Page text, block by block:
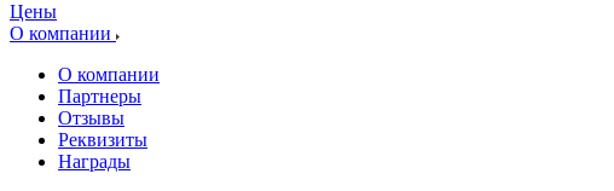
Цены
О компании
О компании
Партнеры
Отзывы
Реквизиты
Награды